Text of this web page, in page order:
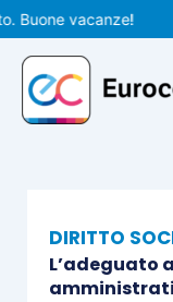
Vai
al
contenuto
vacanze!
DIRITTO
L’adeguato